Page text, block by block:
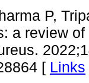
P,
a review
[ Links